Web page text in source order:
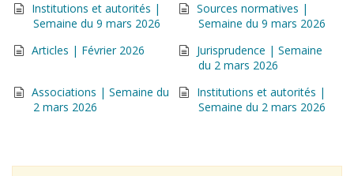
Institutions et autorités |
Semaine du 9 mars 2026
Sources normatives |
Semaine du 9 mars 2026
Articles | Février 2026
Jurisprudence | Semaine
du 2 mars 2026
Associations | Semaine du
2 mars 2026
Institutions et autorités |
Semaine du 2 mars 2026